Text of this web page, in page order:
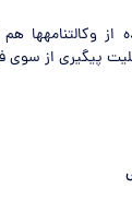
از
پیگیری از سوی